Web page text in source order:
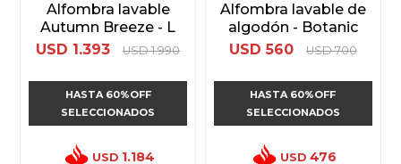
Alfombra lavable
Autumn Breeze - L
USD 1.393 USD 1.990
HASTA 60%OFF
SELECCIONADOS
USD 1.184
Alfombra lavable de
algodón - Botanic
USD 560 USD 700
HASTA 60%OFF
SELECCIONADOS
USD 476